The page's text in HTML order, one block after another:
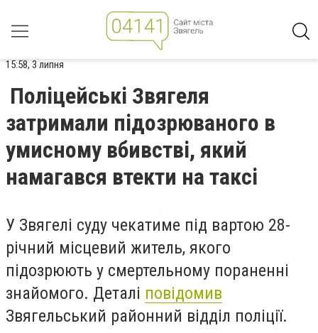
15:58, 3 липня
Поліцейські Звягеля
затримали підозрюваного в
умисному вбивстві, який
намагався втекти на таксі
У Звягелі суду чекатиме під вартою 28-
річний місцевий житель, якого
підозрюють у смертельному пораненні
знайомого. Деталі повідомив
Звягельський районний відділ поліції.